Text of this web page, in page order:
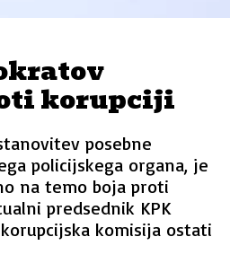
korupciji
posebne
policijskega organa, je
na temo boja proti
predsednik KPK
komisija ostati